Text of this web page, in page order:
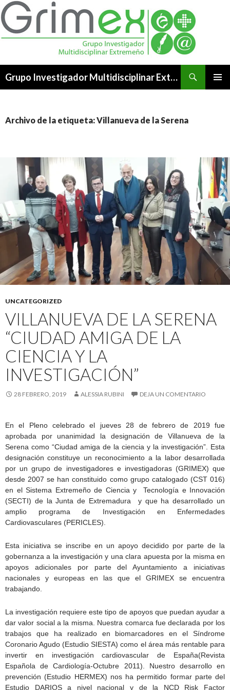
Grupo Investigador Multidisciplinar Extremeño
Archivo de la etiqueta: Villanueva de la Serena
UNCATEGORIZED
VILLANUEVA DE LA SERENA
“CIUDAD AMIGA DE LA
CIENCIA Y LA
INVESTIGACIÓN”
28 FEBRERO, 2019 ALESSIA RUBINI DEJA UN COMENTARIO
En el Pleno celebrado el jueves 28 de febrero de 2019 fue
aprobada por unanimidad la designación de Villanueva de la
Serena como “Ciudad amiga de la ciencia y la investigación”. Esta
designación constituye un reconocimiento a la labor desarrollada
por un grupo de investigadores e investigadoras (GRIMEX) que
desde 2007 se han constituido como grupo catalogado (CST 016)
en el Sistema Extremeño de Ciencia y Tecnología e Innovación
(SECTI) de la Junta de Extremadura y que ha desarrollado un
amplio programa de Investigación en Enfermedades
Cardiovasculares (PERICLES).
Esta iniciativa se inscribe en un apoyo decidido por parte de la
gobernanza a la investigación y una clara apuesta por la misma en
apoyos adicionales por parte del Ayuntamiento a iniciativas
nacionales y europeas en las que el GRIMEX se encuentra
trabajando.
La investigación requiere este tipo de apoyos que puedan ayudar a
dar valor social a la misma. Nuestra comarca fue declarada por los
trabajos que ha realizado en biomarcadores en el Síndrome
Coronario Agudo (Estudio SIESTA) como el área más rentable para
invertir en investigación cardiovascular de España(Revista
Española de Cardiología-Octubre 2011). Nuestro desarrollo en
prevención (Estudio HERMEX) nos ha permitido formar parte del
Estudio DARIOS a nivel nacional y de la NCD Risk Factor